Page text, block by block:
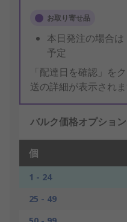
お取り寄せ品
本日発注の場合は
予定
「配達日を確認」を
送の詳細が表示されま
バルク価格オプション
個
1 - 24
25 - 49